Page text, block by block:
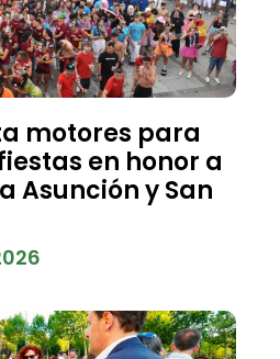
motores para
en honor a
Asunción y San